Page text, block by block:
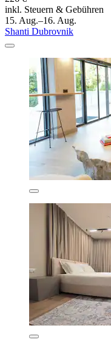
inkl. Steuern & Gebühren
15. Aug.–16. Aug.
Shanti Dubrovnik